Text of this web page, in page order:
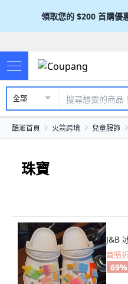
領取您的 $200 首購優
全部
酷澎首頁 火箭跨境 兒童服飾
珠寶
J&B
首購
69%